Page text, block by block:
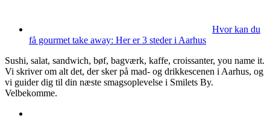
Hvor kan du
få gourmet take away: Her er 3 steder i Aarhus
Sushi, salat, sandwich, bøf, bagværk, kaffe, croissanter, you name it.
Vi skriver om alt det, der sker på mad- og drikkescenen i Aarhus, og
vi guider dig til din næste smagsoplevelse i Smilets By.
Velbekomme.